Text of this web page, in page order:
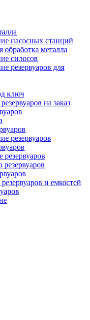
насосных станций
обработка металла
силосов
резервуаров для
ключ
на заказ
резервуаров
резервуаров
и емкостей